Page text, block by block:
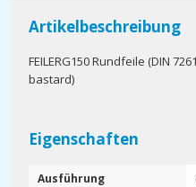
Artikelbeschreibung
FEILERG150 Rundfeile (DIN
bastard)
Eigenschaften
Ausführung